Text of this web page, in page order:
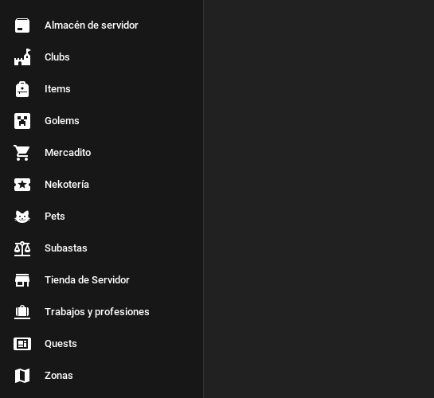
Almacén de servidor
Clubs
Items
Golems
Mercadito
Nekotería
Pets
Subastas
Tienda de Servidor
Trabajos y profesiones
Quests
Zonas